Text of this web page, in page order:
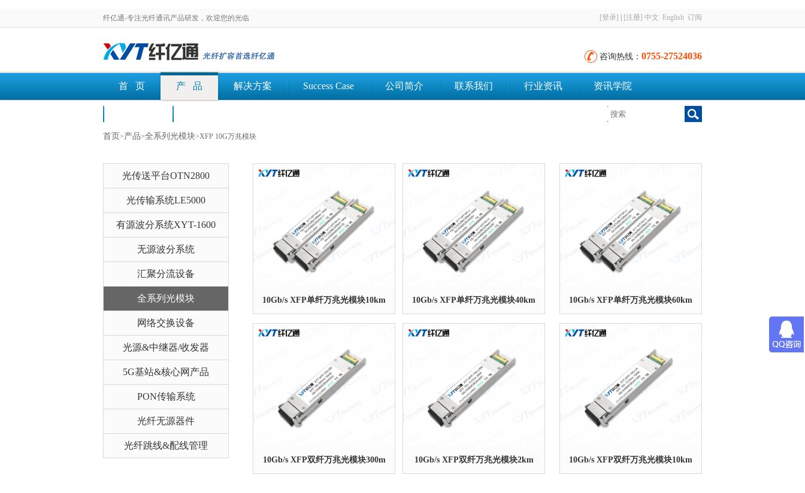
纤亿通-专注光纤通讯产品研发，欢迎您的光临 [登录] [注册] 中文 English 订阅
咨询热线： 0755-27524036
首 页 产 品 解决方案 Success Case 公司简介 联系我们 行业资讯 资讯学院
首页 >产品>全系列光模块>XFP 10G万兆模块
光传送平台OTN2800
光传输系统LE5000
有源波分系统XYT-1600
无源波分系统
汇聚分流设备
全系列光模块
网络交换设备
光源&中继器/收发器
5G基站&核心网产品
PON传输系统
光纤无源器件
光纤跳线&配线管理
10Gb/s XFP单纤万兆光模块10km 10Gb/s XFP单纤万兆光模块40km 10Gb/s XFP单纤万兆光模块60km
10Gb/s XFP双纤万兆光模块300m 10Gb/s XFP双纤万兆光模块2km 10Gb/s XFP双纤万兆光模块10km